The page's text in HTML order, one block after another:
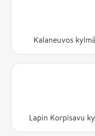
Kalaneuvos
Lapin Korpisavu